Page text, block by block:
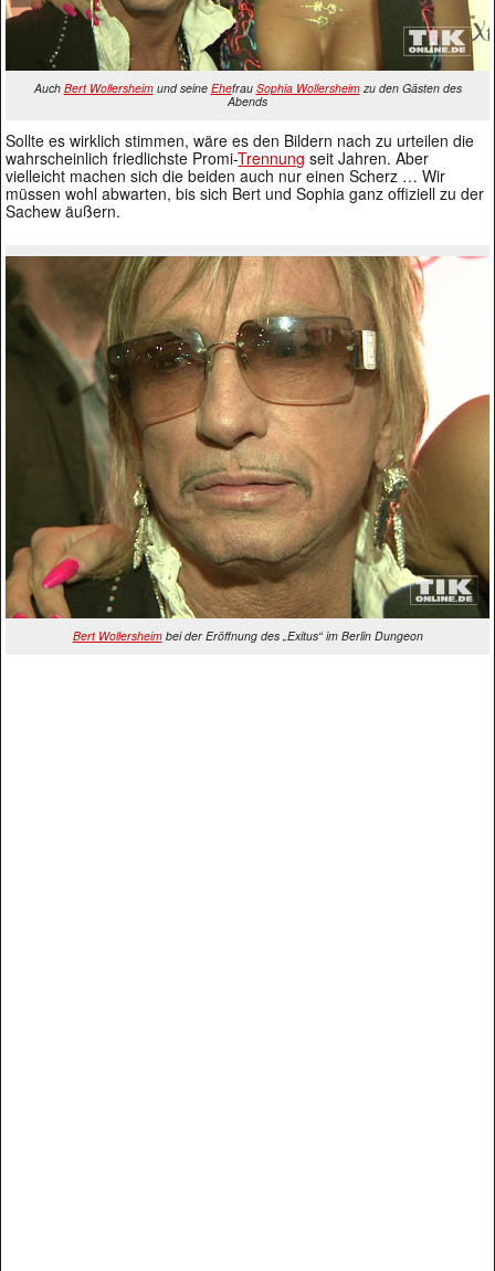
Auch Bert Wollersheimund seine Ehefrau Sophia Wollersheimzu den Gästen des
Abends
Sollte es wirklich stimmen, wäre es den Bildern nach zu urteilen die
wahrscheinlich friedlichste Promi-Trennung seit Jahren. Aber
vielleicht machen sich die beiden auch nur einen Scherz … Wir
müssen wohl abwarten, bis sich Bert und Sophia ganz offiziell zu der
Sachew äußern.
Bert Wollersheimbei der Eröffnung des „Exitus“ im Berlin Dungeon